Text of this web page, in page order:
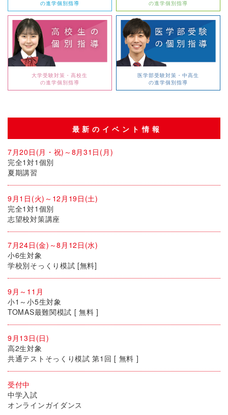
の進学個別指導 の進学個別指導
大学受験対策・高校生
の進学個別指導
医学部受験対策・中高生
の進学個別指導
最新のイベント情報
7月20日(月・祝)～8月31日(月)
完全1対1個別
夏期講習
9月1日(火)～12月19日(土)
完全1対1個別
志望校対策講座
7月24日(金)～8月12日(水)
小6生対象
学校別そっくり模試 [無料]
9月～11月
小1～小5生対象
TOMAS最難関模試 [ 無料 ]
9月13日(日)
高2生対象
共通テストそっくり模試 第1回 [ 無料 ]
受付中
中学入試
オンラインガイダンス